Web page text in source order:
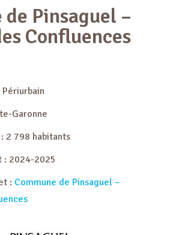
de Pinsaguel –
Confluences
Garonne
2 798 habitants
: 2024-2025
: Commune de Pinsaguel –